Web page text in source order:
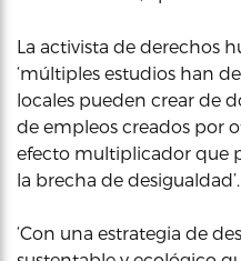
La activista de derechos
‘múltiples estudios han
locales pueden crear de
de empleos creados por
efecto multiplicador que
la brecha de desigualdad’.
‘Con una estrategia de